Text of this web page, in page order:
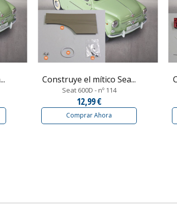
Construye el mítico Sea...
Seat 600D - nº 114
12,99 €
Comprar Ahora